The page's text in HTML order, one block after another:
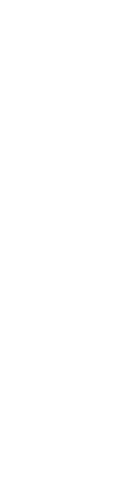
and
of
community
Update